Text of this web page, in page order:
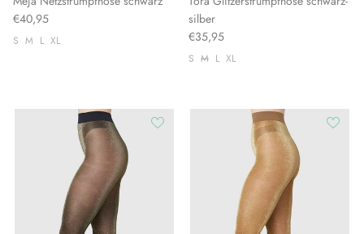
€40,95
S M L XL
silber
€35,95
S M L XL